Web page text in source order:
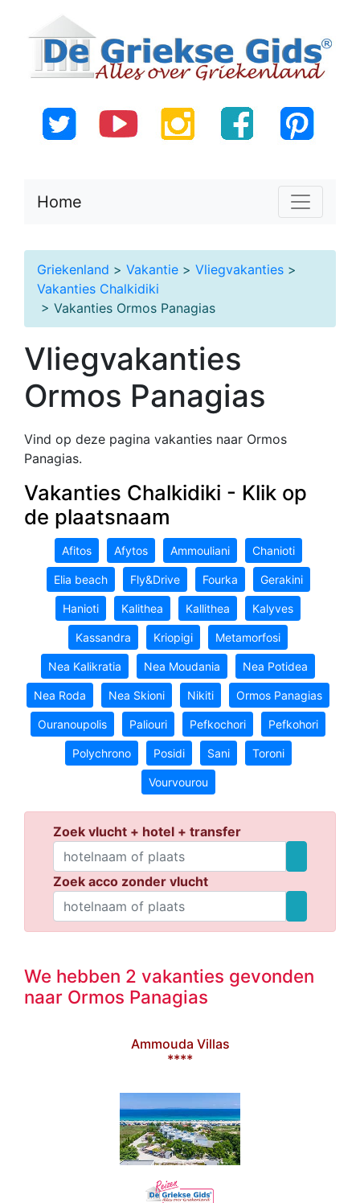
Home
Griekenland > Vakantie > Vliegvakanties >
Vakanties Chalkidiki
> Vakanties Ormos Panagias
Vliegvakanties
Ormos Panagias
Vind op deze pagina vakanties naar Ormos
Panagias.
Vakanties Chalkidiki - Klik op
de plaatsnaam
Afitos Afytos Ammouliani Chanioti
Elia beach Fly&Drive Fourka Gerakini
Hanioti Kalithea Kallithea Kalyves
Kassandra Kriopigi Metamorfosi
Nea Kalikratia Nea Moudania Nea Potidea
Nea Roda Nea Skioni Nikiti Ormos Panagias
Ouranoupolis Paliouri Pefkochori Pefkohori
Polychrono Posidi Sani Toroni
Vourvourou
Zoek vlucht + hotel + transfer
Zoek acco zonder vlucht
We hebben 2 vakanties gevonden
naar Ormos Panagias
Ammouda Villas
****